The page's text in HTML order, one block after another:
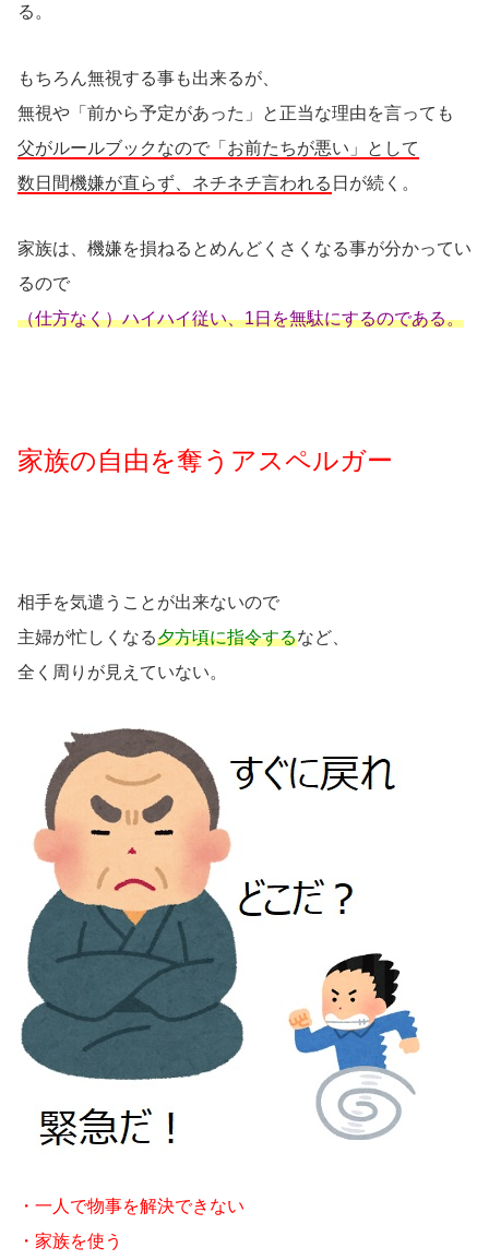
る。
もちろん無視する事も出来るが、
無視や「前から予定があった」と正当な理由を言っても
父がルールブックなので「お前たちが悪い」として
数日間機嫌が直らず、ネチネチ言われる 日が続く。
家族は、機嫌を損ねるとめんどくさくなる事が分かってい
るので
（仕方なく）ハイハイ従い、1日を無駄にするのである。
家族の自由を奪うアスペルガー
相手を気遣うことが出来ないので
主婦が忙しくなる夕方頃に指令するなど、
全く周りが見えていない。
・一人で物事を解決できない
・家族を使う